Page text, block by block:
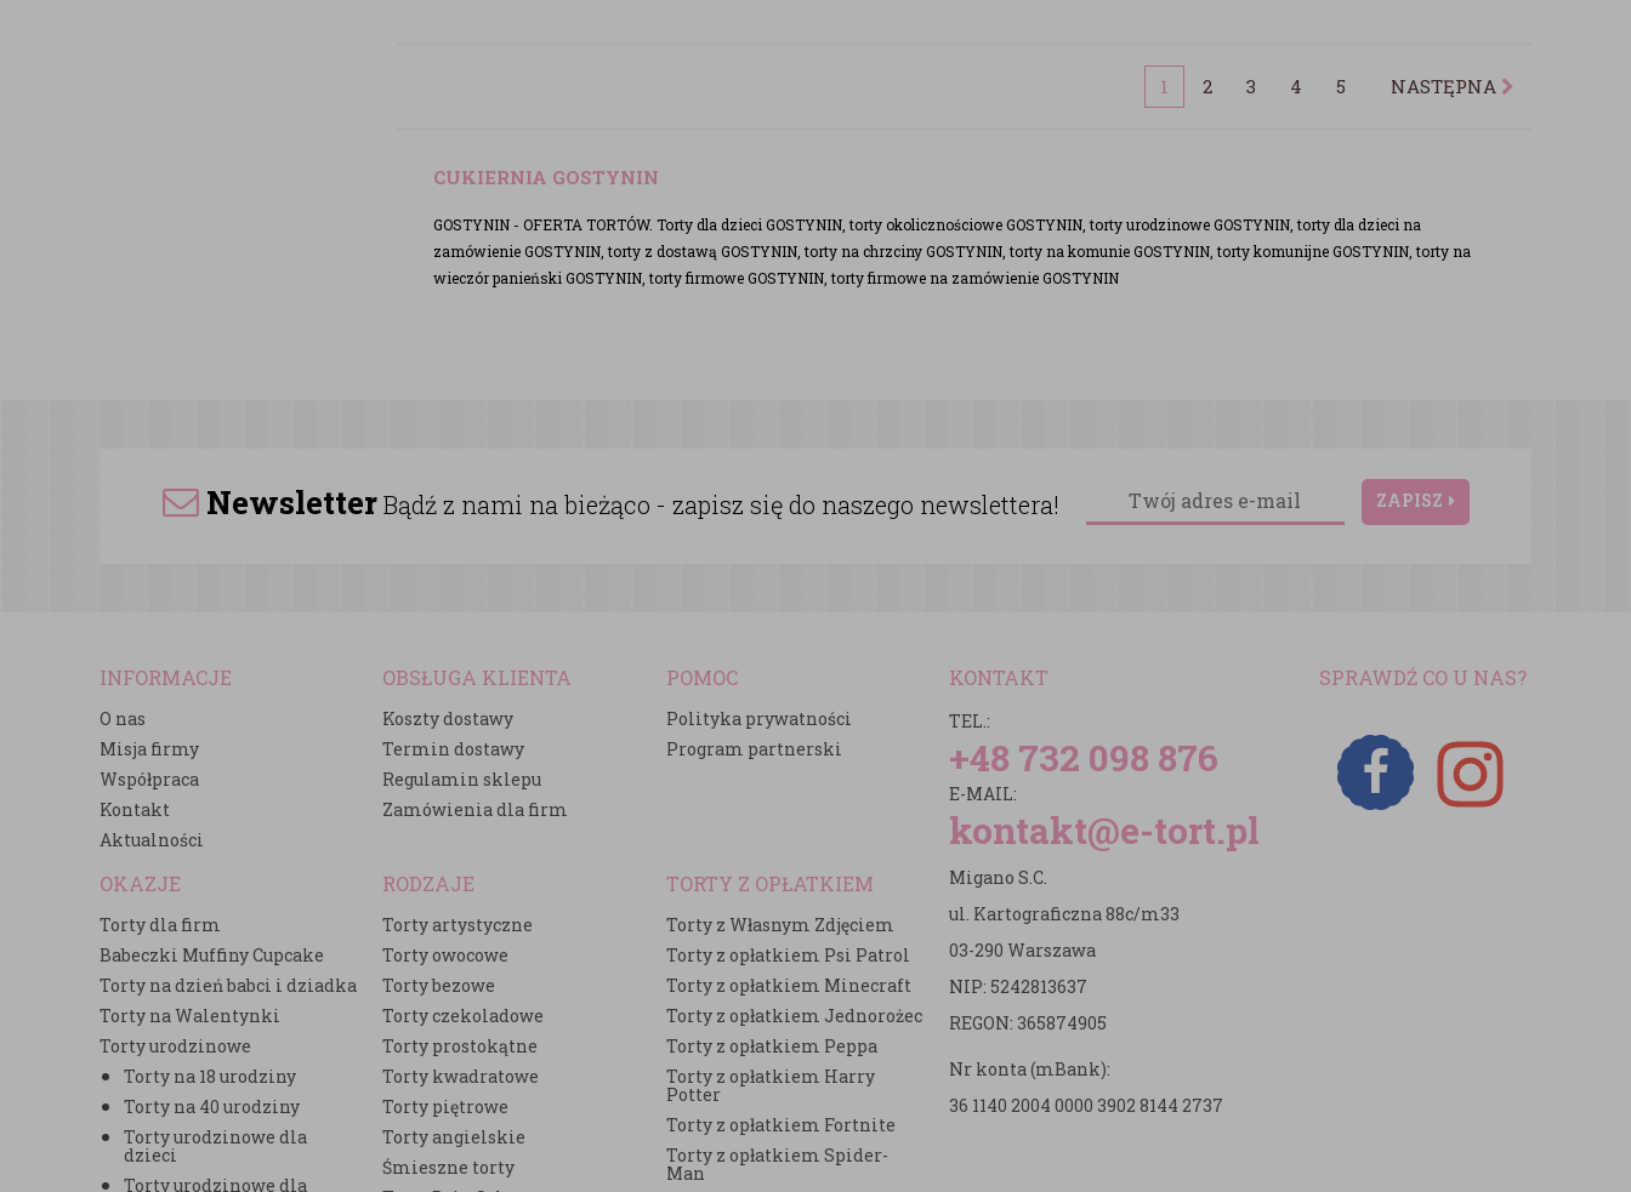
1 2 3 4 5 NASTĘPNA
CUKIERNIA GOSTYNIN
GOSTYNIN - OFERTA TORTÓW. Torty dla dzieci GOSTYNIN, torty okolicznościowe GOSTYNIN, torty urodzinowe GOSTYNIN, torty dla dzieci na
zamówienie GOSTYNIN, torty z dostawą GOSTYNIN, torty na chrzciny GOSTYNIN, torty na komunie GOSTYNIN, torty komunijne GOSTYNIN, torty na
wieczór panieński GOSTYNIN, torty firmowe GOSTYNIN, torty firmowe na zamówienie GOSTYNIN
NewsletterBądź z nami na bieżąco - zapisz się do naszego newslettera! ZAPISZ
INFORMACJE
O nas
Misja firmy
Współpraca
Kontakt
Aktualności
OBSŁUGA KLIENTA
Koszty dostawy
Termin dostawy
Regulamin sklepu
Zamówienia dla firm
POMOC
Polityka prywatności
Program partnerski
OKAZJE
Torty dla firm
Babeczki Muffiny Cupcake
Torty na dzień babci i dziadka
Torty na Walentynki
Torty urodzinowe
Torty na 18 urodziny
Torty na 40 urodziny
Torty urodzinowe dla
dzieci
Torty urodzinowe dla
RODZAJE
Torty artystyczne
Torty owocowe
Torty bezowe
Torty czekoladowe
Torty prostokątne
Torty kwadratowe
Torty piętrowe
Torty angielskie
Śmieszne torty
TORTY Z OPŁATKIEM
Torty z Własnym Zdjęciem
Torty z opłatkiem Psi Patrol
Torty z opłatkiem Minecraft
Torty z opłatkiem Jednorożec
Torty z opłatkiem Peppa
Torty z opłatkiem Harry
Potter
Torty z opłatkiem Fortnite
Torty z opłatkiem Spider-
Man
KONTAKT
TEL.:
+48 732 098 876
E-MAIL:
kontakt@e-tort.pl
Migano S.C.
ul. Kartograficzna 88c/m33
03-290 Warszawa
NIP: 5242813637
REGON: 365874905
Nr konta (mBank):
36 1140 2004 0000 3902 8144 2737
SPRAWDŹ CO U NAS?